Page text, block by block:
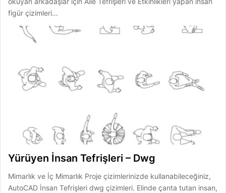
figür çizimleri…
Yürüyen İnsan Tefrişleri – Dwg
Mimarlık ve İç Mimarlık Proje çizimlerinizde kullanabileceğiniz,
AutoCAD İnsan Tefrişleri dwg çizimleri. Elinde çanta tutan insan,